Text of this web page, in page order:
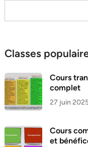
Classes
Cours
complet
27 juin
Cours
et